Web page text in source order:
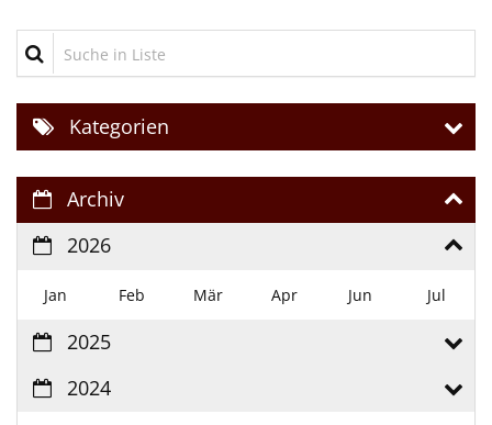
Suche in Liste
Kategorien
Archiv
2026
Jan Feb Mär Apr Jun Jul
2025
2024